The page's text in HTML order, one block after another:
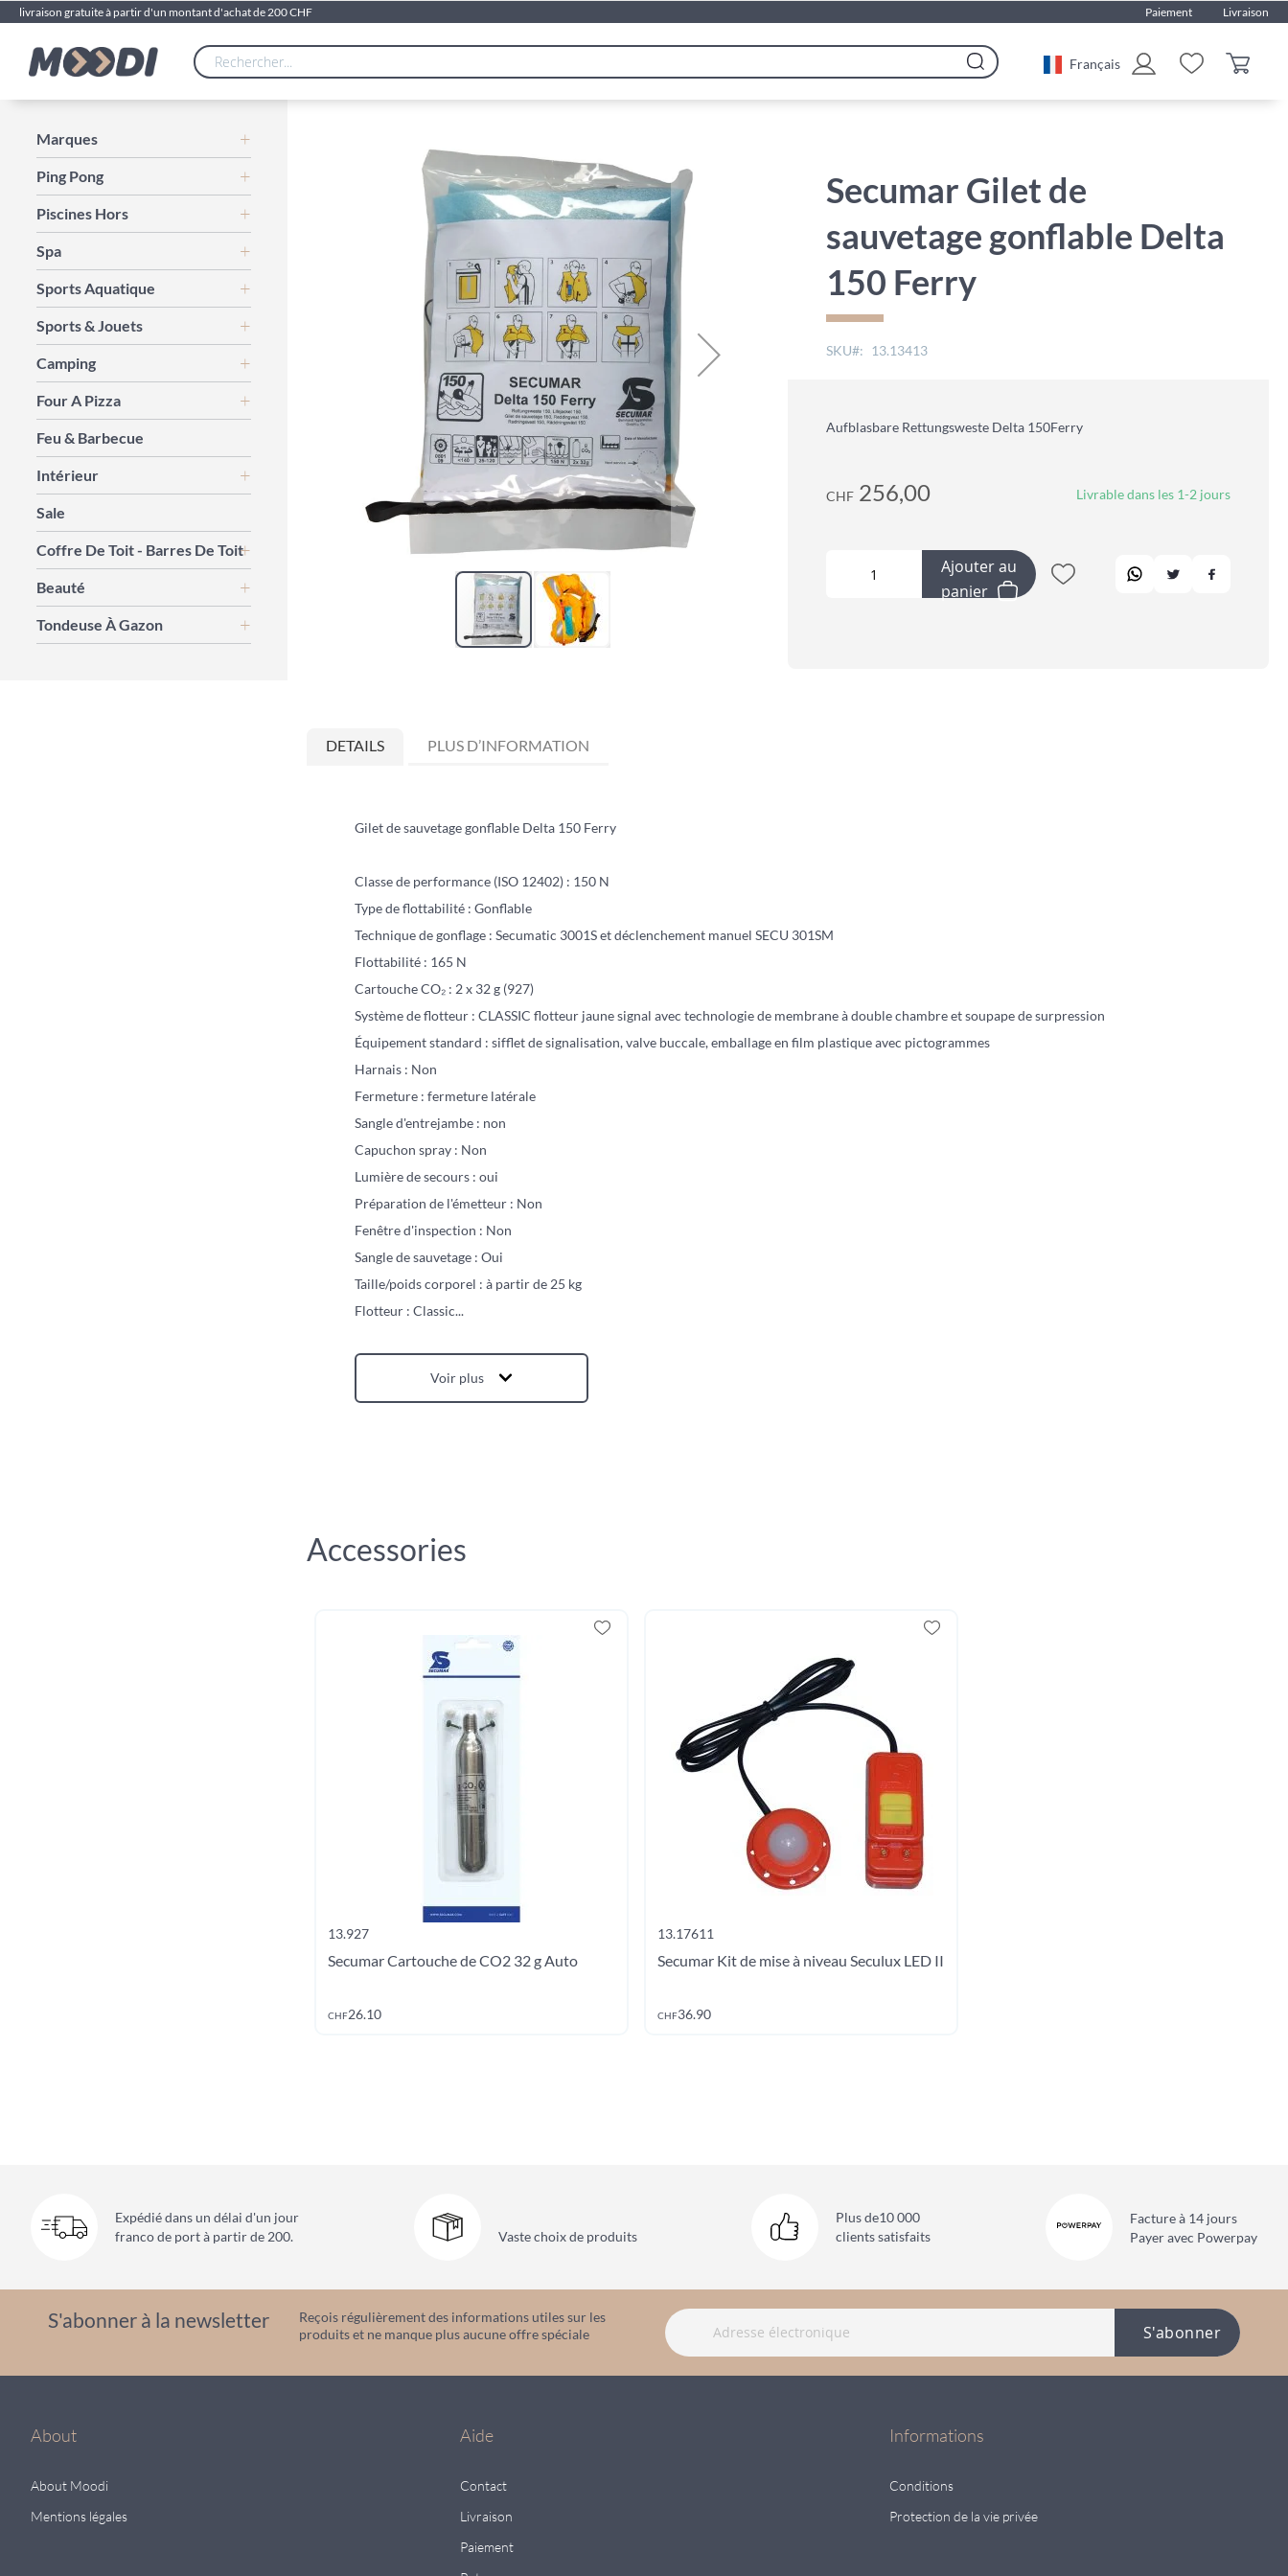
livraison gratuite à partir d'un montant d'achat de 200 CHF Paiement Livraison
Rechercher
Français
Secumar Gilet de
sauvetage gonflable Delta
150 Ferry
SKU 13.13413
Aufblasbare Rettungsweste Delta 150Ferry
CHF 256,00 Livrable dans les 1-2 jours
Ajouter au
panier
DETAILS
Gilet de sauvetage gonflable Delta 150 Ferry
Classe de performance (ISO 12402) : 150 N
Type de flottabilité : Gonflable
Technique de gonflage : Secumatic 3001S et déclenchement manuel SECU 301SM
Flottabilité : 165 N
Cartouche CO₂ : 2 x 32 g (927)
Système de flotteur : CLASSIC flotteur jaune signal avec technologie de membrane à double chambre et soupape de surpression
Équipement standard : sifflet de signalisation, valve buccale, emballage en film plastique avec pictogrammes
Harnais : Non
Fermeture : fermeture latérale
Sangle d'entrejambe : non
Capuchon spray : Non
Lumière de secours : oui
Préparation de l'émetteur : Non
Fenêtre d'inspection : Non
Sangle de sauvetage : Oui
Taille/poids corporel : à partir de 25 kg
Flotteur : Classic...
Voir plus
PLUS D’INFORMATION
Accessories
13.927
Secumar Cartouche de CO2 32 g Auto
CHF26.10
13.17611
Secumar Kit de mise à niveau Seculux LED II
CHF36.90
Marques
Ping Pong
Piscines Hors
Spa
Sports Aquatique
Sports & Jouets
Camping
Four A Pizza
Feu & Barbecue
Intérieur
Sale
Coffre De Toit - Barres De Toit
Beauté
Tondeuse À Gazon
Expédié dans un délai d'un jour
franco de port à partir de 200.
Vaste choixde produits
Plus de10 000
clients satisfaits
Facture à 14 jours
Payer avec Powerpay
S'abonner à la newsletter
Reçois régulièrement des informations utiles sur les
produits et ne manque plus aucune offre spéciale
S'abonner
About
About Moodi
Mentions légales
Aide
Contact
Livraison
Paiement
Informations
Conditions
Protection de la vie privée